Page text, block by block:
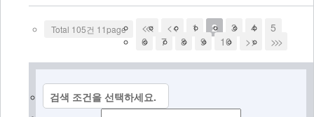
Total 105건 11page <<< << 1 2 3 4
5
6
7 8 9 10 >> >>>
검색 조건을 선택하세요.